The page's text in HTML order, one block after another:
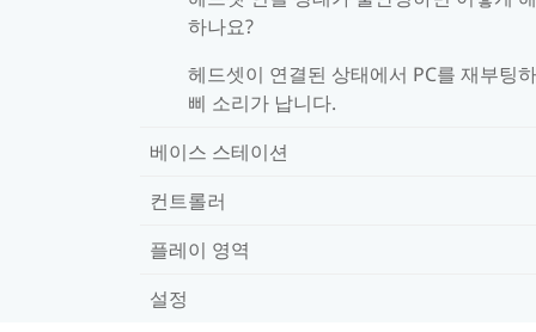
하나요?
헤드셋이 연결된 상태에서 PC를 재부팅
삐 소리가 납니다.
베이스 스테이션
컨트롤러
플레이 영역
설정